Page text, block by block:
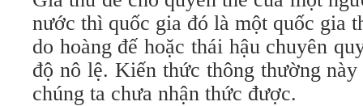
nước thì quốc gia đó là một quốc gia
do hoàng đế hoặc thái hậu chuyên
độ nô lệ. Kiến thức thông thường
chúng ta chưa nhận thức được.